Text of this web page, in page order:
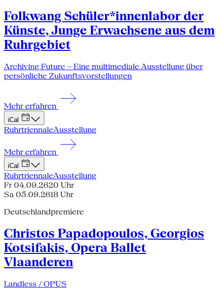
Folkwang Schüler*innenlabor der
Künste, Junge Erwachsene aus dem
Ruhrgebiet
Archiving Future – Eine multimediale Ausstellung über
persönliche Zukunftsvorstellungen
Mehr erfahren
iCal
RuhrtriennaleAusstellung
Mehr erfahren
iCal
RuhrtriennaleAusstellung
Fr 04.09.2620 Uhr
Sa 05.09.2618 Uhr
Deutschlandpremiere
Christos Papadopoulos, Georgios
Kotsifakis, Opera Ballet
Vlaanderen
Landless / OPUS